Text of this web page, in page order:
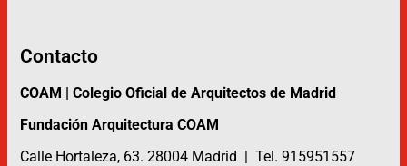
Contacto
COAM | Colegio Oficial de Arquitectos de Madrid
Fundación Arquitectura COAM
Calle Hortaleza, 63. 28004 Madrid | Tel. 915951557